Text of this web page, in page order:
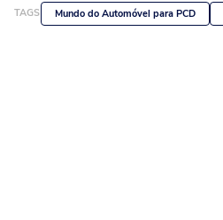
TAGS Mundo do Automóvel para PCD